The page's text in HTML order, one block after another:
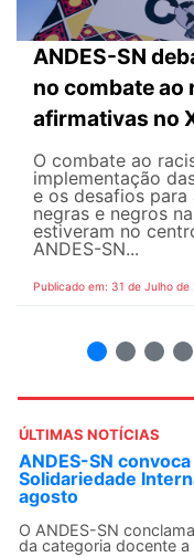
ANDES-SN
no combate ao
afirmativas no
O combate ao
implementação
e os desafios
negras e negros
estiveram no
ANDES-SN...
Publicado em: 31 de Julho de
ÚLTIMAS NOTÍCIAS
ANDES-SN
Solidariedade
agosto
O ANDES-SN
da categoria docente